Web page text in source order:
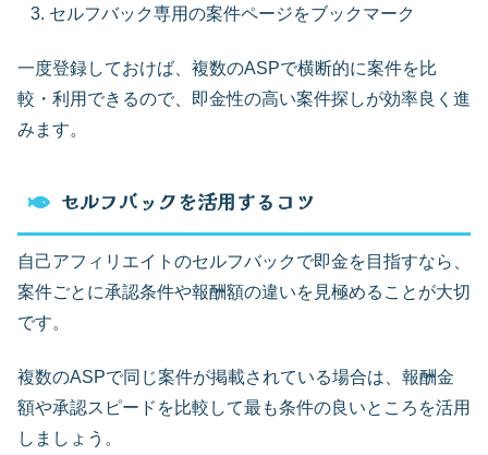
セルフバック専用の案件ページをブックマーク
一度登録しておけば、複数のASPで横断的に案件を比
較・利用できるので、即金性の高い案件探しが効率良く進
みます。
セルフバックを活用するコツ
自己アフィリエイトのセルフバックで即金を目指すなら、
案件ごとに承認条件や報酬額の違いを見極めることが大切
です。
複数のASPで同じ案件が掲載されている場合は、報酬金
額や承認スピードを比較して最も条件の良いところを活用
しましょう。